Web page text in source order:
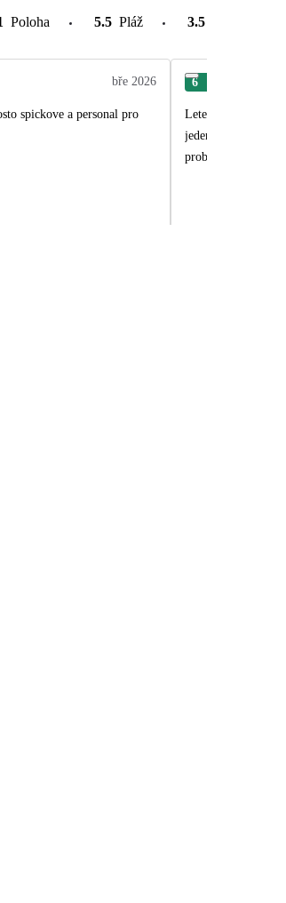
Poloha 5.5 Pláž 3.5
bře 2026
spickove a personal pro
6
Letecká
jeden nápoj na
problém. Ale